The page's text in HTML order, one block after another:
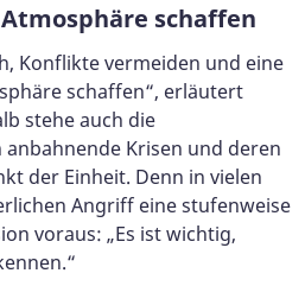
schaffen
Konflikte vermeiden und eine
schaffen“, erläutert
stehe auch die
Krisen und deren
der Einheit. Denn in vielen
Angriff eine stufenweise
voraus: „Es ist wichtig,